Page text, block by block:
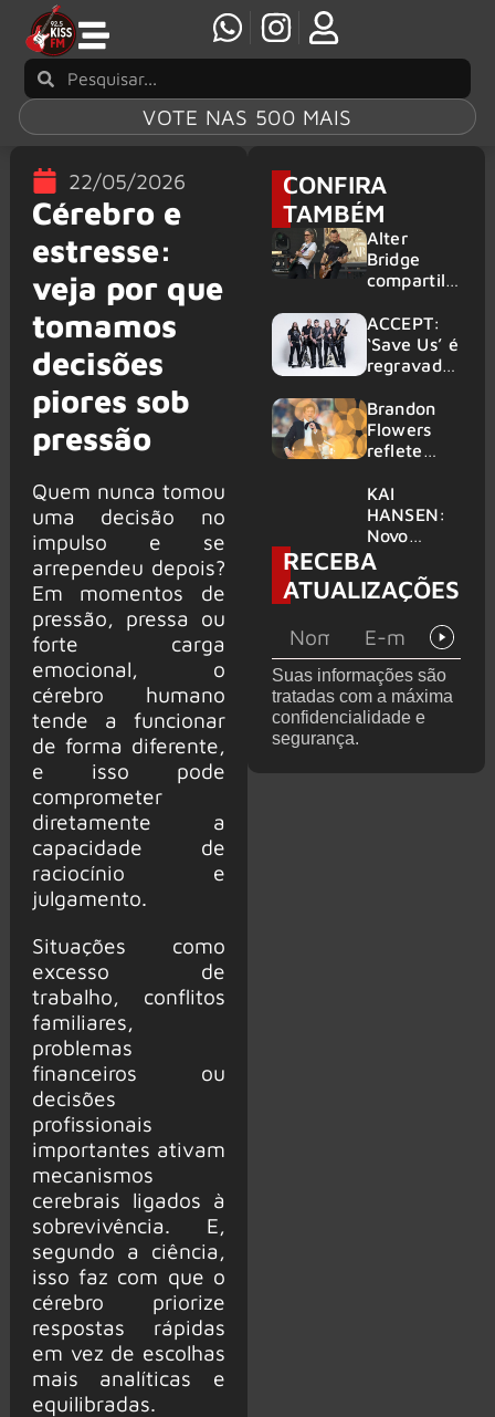
VOTE NAS 500 MAIS
22/05/2026
Cérebro e
estresse:
veja por que
tomamos
decisões
piores sob
pressão
Quem nunca tomou
uma decisão no
impulso e se
arrependeu depois?
Em momentos de
pressão, pressa ou
forte carga
emocional, o
cérebro humano
tende a funcionar
de forma diferente,
e isso pode
comprometer
diretamente a
capacidade de
raciocínio e
julgamento.
Situações como
excesso de
trabalho, conflitos
familiares,
problemas
financeiros ou
decisões
profissionais
importantes ativam
mecanismos
cerebrais ligados à
sobrevivência. E,
segundo a ciência,
isso faz com que o
cérebro priorize
respostas rápidas
em vez de escolhas
mais analíticas e
equilibradas.
CONFIRA
TAMBÉM
Alter
Bridge
compartilh
vivo de
“Fortress”
gravada
am Ring
2026
ACCEPT:
‘Save Us’ é
regravada
membros
do GHOST
e KORN
Brandon
Flowers
reflete
futuro e
levanta
possibilida
de de
deixar os
palcos
KAI
HANSEN:
Novo
single
‘Welcome
To Life’ é
RECEBA
ATUALIZAÇÕES
Suas informações são
tratadas com a máxima
confidencialidade e
segurança.